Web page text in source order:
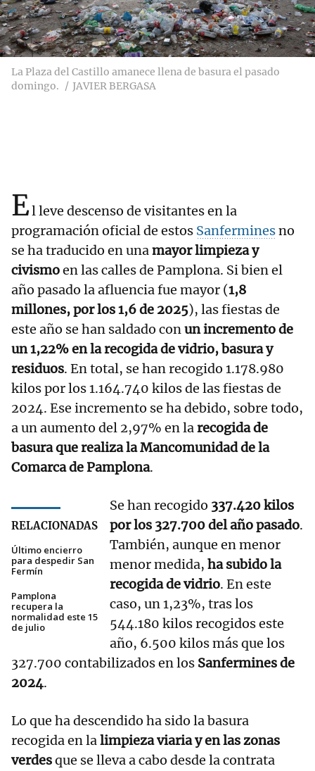
La Plaza del Castillo amanece llena de basura el pasado
domingo.
JAVIER BERGASA
El leve descenso de visitantes en la
programación oficial de estos Sanferminesno
se ha traducido en unamayor limpieza y
civismoen las calles de Pamplona. Si bien el
año pasado la afluencia fue mayor (1,8
millones, por los 1,6 de 2025), las fiestas de
este año se han saldado conun incremento de
un 1,22% en la recogida de vidrio, basura y
residuos. En total, se han recogido 1.178.980
kilos por los 1.164.740 kilos de las fiestas de
2024. Ese incremento se ha debido, sobre todo,
a un aumento del 2,97% en larecogida de
basura que realiza la Mancomunidad de la
Comarca de Pamplona.
RELACIONADAS
Último encierro
para despedir San
Fermín
Pamplona
recupera la
normalidad este 15
de julio
Se han recogido 337.420 kilos
por los 327.700 del año pasado.
También, aunque en menor
menor medida, ha subido la
recogida de vidrio. En este
caso, un 1,23%, tras los
544.180 kilos recogidos este
año, 6.500 kilos más que los
327.700 contabilizados en los Sanfermines de
2024.
Lo que ha descendido ha sido la basura
recogida en lalimpieza viaria y en las zonas
verdesque se lleva a cabo desde la contrata